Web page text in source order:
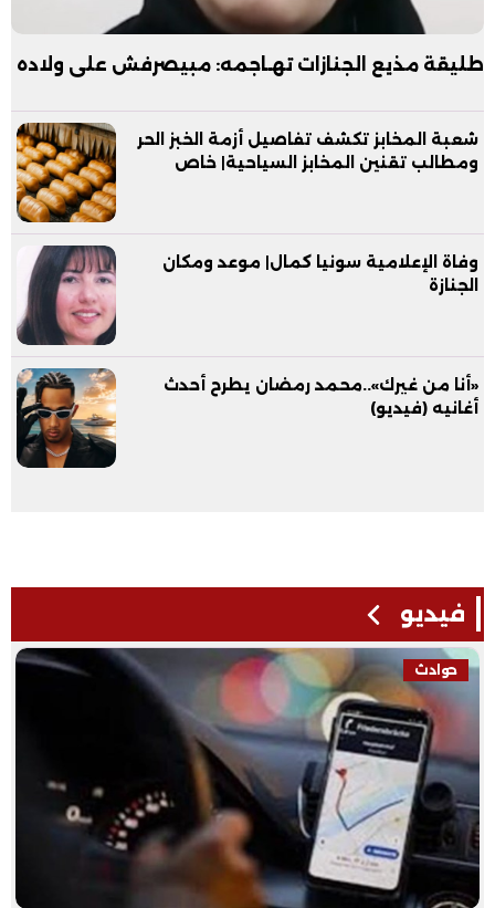
طليقة مذيع الجنازات تهـاجمه: مبيصرفش على ولاده
شعبة المخابز تكشف تفاصيل أزمة الخبز الحر
ومطالب تقنين المخابز السياحية| خاص
وفاة الإعلامية سونيا كمال| موعد ومكان
الجنازة
«أنا من غيرك»..محمد رمضان يطرح أحدث
أغانيه (فيديو)
فيديو
حوادث